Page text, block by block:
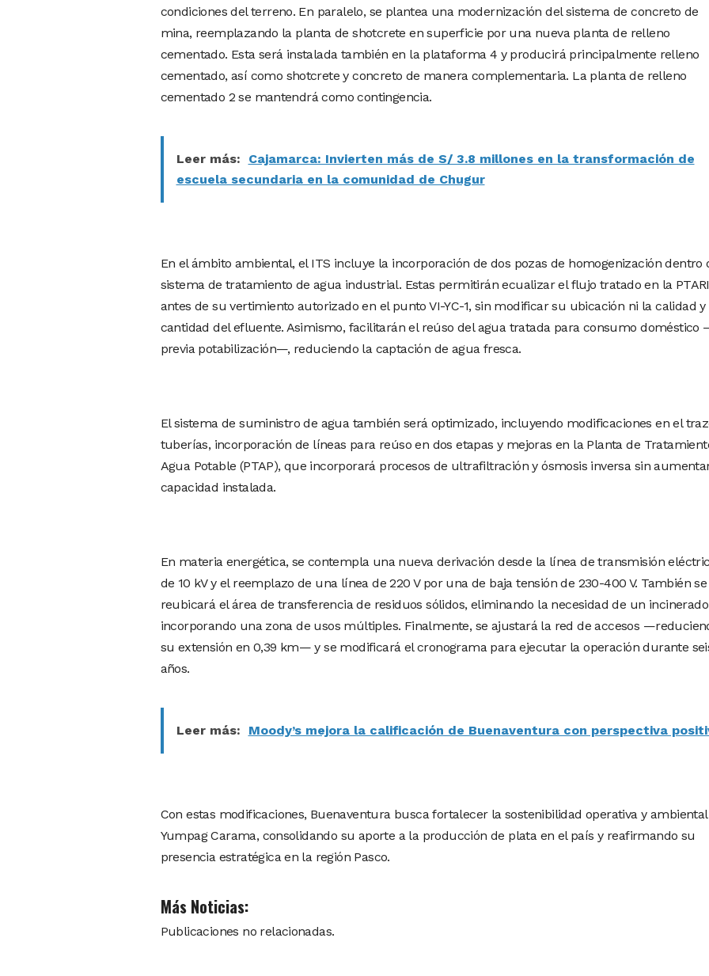
condiciones del terreno. En paralelo, se plantea una modernización del sistema de concreto de
mina, reemplazando la planta de shotcrete en superficie por una nueva planta de relleno
cementado. Esta será instalada también en la plataforma 4 y producirá principalmente relleno
cementado, así como shotcrete y concreto de manera complementaria. La planta de relleno
cementado 2 se mantendrá como contingencia.
Leer más:
Cajamarca: Invierten más de S/ 3.8 millones en la transformación de
escuela secundaria en la comunidad de Chugur
En el ámbito ambiental, el ITS incluye la incorporación de dos pozas de homogenización dentro
sistema de tratamiento de agua industrial. Estas permitirán ecualizar el flujo tratado en la
antes de su vertimiento autorizado en el punto VI-YC-1, sin modificar su ubicación ni la calidad y
cantidad del efluente. Asimismo, facilitarán el reúso del agua tratada para consumo doméstico
previa potabilización—, reduciendo la captación de agua fresca.
El sistema de suministro de agua también será optimizado, incluyendo modificaciones en el
tuberías, incorporación de líneas para reúso en dos etapas y mejoras en la Planta de
Agua Potable (PTAP), que incorporará procesos de ultrafiltración y ósmosis inversa sin
capacidad instalada.
En materia energética, se contempla una nueva derivación desde la línea de transmisión
de 10 kV y el reemplazo de una línea de 220 V por una de baja tensión de 230-400 V. También se
reubicará el área de transferencia de residuos sólidos, eliminando la necesidad de un
incorporando una zona de usos múltiples. Finalmente, se ajustará la red de accesos
su extensión en 0,39 km— y se modificará el cronograma para ejecutar la operación durante
años.
Leer más: Moody’s mejora la calificación de Buenaventura con perspectiva
Con estas modificaciones, Buenaventura busca fortalecer la sostenibilidad operativa y
Yumpag Carama, consolidando su aporte a la producción de plata en el país y reafirmando su
presencia estratégica en la región Pasco.
Más Noticias:
Publicaciones no relacionadas.